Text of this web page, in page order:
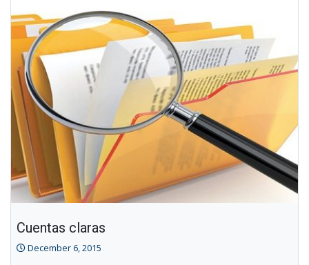
Nuria
Y.
Ortiz-
Vargas
Cuentas claras
December 6, 2015